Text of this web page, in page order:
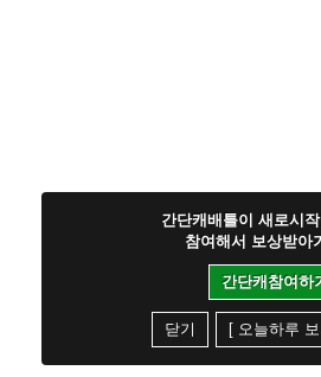
간단캐배틀이 새로시
참여해서 보상받아
간단캐참여하
닫기 [ 오늘하루